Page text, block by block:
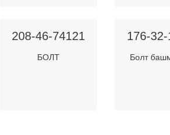
208-46-74121
БОЛТ
176-
Болт